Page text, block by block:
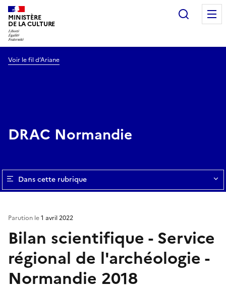
MINISTÈRE
DE LA CULTURE
Voir le fil d’Ariane
DRAC Normandie
Dans cette rubrique
Bilan scientifique - Service
régional de l'archéologie -
Normandie 2018
Parution le1 avril 2022